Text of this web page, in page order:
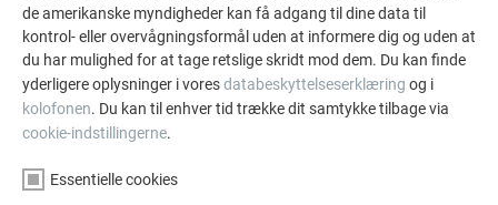
SE FLERE REFERENCER
de amerikanske myndigheder kan få adgang til dine data til
kontrol- eller overvågningsformål uden at informere dig og uden at
du har mulighed for at tage retslige skridt mod dem. Du kan finde
yderligere oplysninger i voresdatabeskyttelseserklæring og i
kolofonen. Du kan til enhver tid trække dit samtykke tilbage via
cookie-indstillingerne.
Essentielle cookies